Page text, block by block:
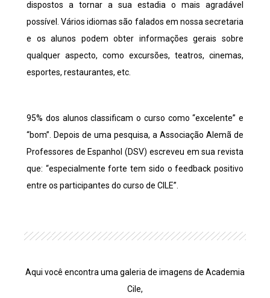
dispostos a tornar a sua estadia o mais agradável
possível. Vários idiomas são falados em nossa secretaria
e os alunos podem obter informações gerais sobre
qualquer aspecto, como excursões, teatros, cinemas,
esportes, restaurantes, etc.
95% dos alunos classificam o curso como “excelente” e
“bom”. Depois de uma pesquisa, a Associação Alemã de
Professores de Espanhol (DSV) escreveu em sua revista
que: “especialmente forte tem sido o feedback positivo
entre os participantes do curso de CILE”.
Aqui você encontra uma galeria de imagens de Academia
Cile,